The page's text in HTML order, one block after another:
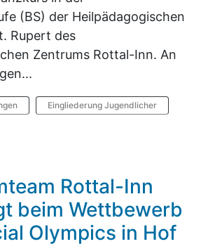
(BS) der Heilpädagogischen
Rupert des
Zentrums Rottal-Inn. An
Eingliederung Jugendlicher
Rottal-Inn
beim Wettbewerb
Olympics in Hof